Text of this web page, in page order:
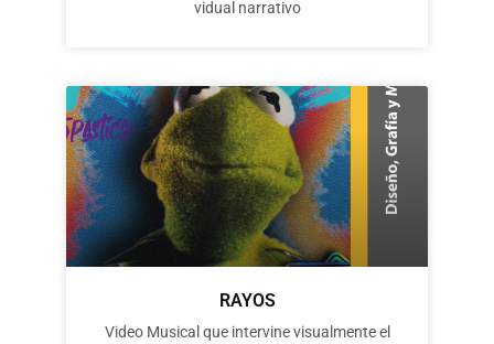
vidual narrativo
RAYOS
Video Musical que intervine visualmente el